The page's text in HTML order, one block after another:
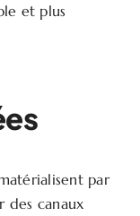
et plus
par
des canaux